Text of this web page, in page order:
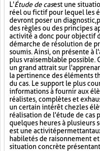
L'Étude de casest une
réel ou fictif pour lequel les
devront poser un diagnostic,
des règles ou des principes
activité a donc pour objectif
démarche de résolution de
soumis. Ainsi, on présente à
plus vraisemblable possible.
un grand attrait sur
la pertinence des éléments
du cas. Le support le plus
informations à fournir aux
réalistes, complètes et
un certain intérêt chez les
réalisation de l'étude de cas
quelques heures à plusieurs
est une activité permettant
habiletés de raisonnement et
situation concrète